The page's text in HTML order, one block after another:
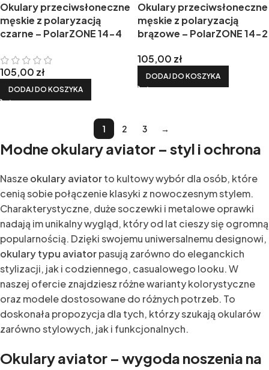
Okulary przeciwsłoneczne
męskie z polaryzacją
czarne – PolarZONE 14-4
105,00 zł
DODAJ DO KOSZYKA
Okulary przeciwsłoneczne
męskie z polaryzacją
brązowe – PolarZONE 14-2
105,00 zł
DODAJ DO KOSZYKA
1 2 3 →
Modne okulary aviator – styl i ochrona
Naszeokulary aviatorto kultowy wybór dla osób, które
cenią sobie połączenie klasyki z nowoczesnym stylem.
Charakterystyczne, duże soczewki i metalowe oprawki
nadają im unikalny wygląd, który od lat cieszy się ogromną
popularnością. Dzięki swojemu uniwersalnemu designowi,
okulary typu aviatorpasują zarówno do eleganckich
stylizacji, jak i codziennego, casualowego looku. W
naszej ofercie znajdziesz różne warianty kolorystyczne
oraz modele dostosowane do różnych potrzeb. To
doskonała propozycja dla tych, którzy szukają okularów
zarówno stylowych, jak i funkcjonalnych.
Okulary aviator – wygoda noszenia na